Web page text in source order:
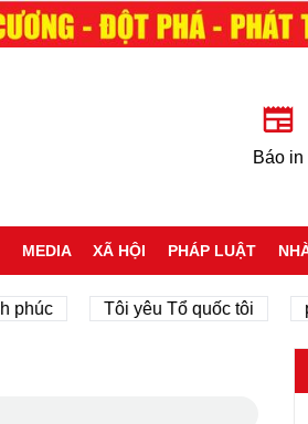
Báo in
MEDIA XÃ HỘI PHÁP LUẬT
Tôi yêu Tổ quốc tôi phát